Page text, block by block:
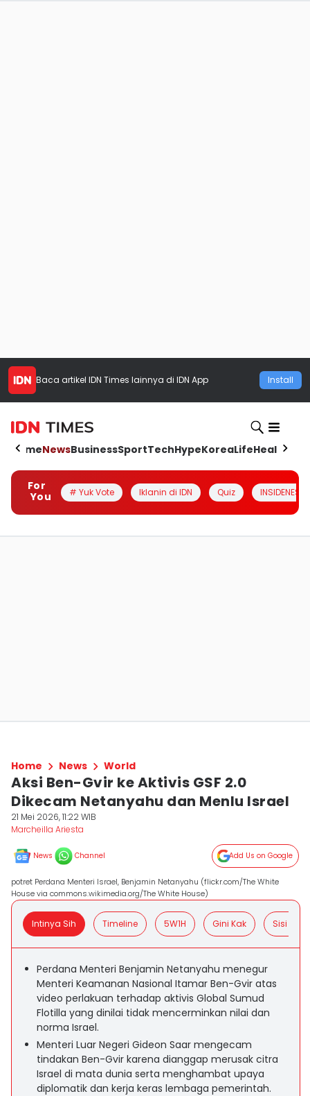
Baca artikel IDN Times lainnya di IDN App Install
HomeNewsBusinessSportTechHypeKoreaLifeHealth
For
You
# Yuk Vote Iklanin di IDN Quiz INSIDENESIA
Home News World
Aksi Ben-Gvir ke Aktivis GSF 2.0
Dikecam Netanyahu dan Menlu Israel
21 Mei 2026, 11:22 WIB
Marcheilla Ariesta
News Channel Add Us on Google
potret Perdana Menteri Israel, Benjamin Netanyahu (flickr.com/The White
House via commons.wikimedia.org/The White House)
Intinya Sih Timeline 5W1H Gini Kak Sisi
Perdana Menteri Benjamin Netanyahu menegur
Menteri Keamanan Nasional Itamar Ben-Gvir atas
video perlakuan terhadap aktivis Global Sumud
Flotilla yang dinilai tidak mencerminkan nilai dan
norma Israel.
Menteri Luar Negeri Gideon Saar mengecam
tindakan Ben-Gvir karena dianggap merusak citra
Israel di mata dunia serta menghambat upaya
diplomatik dan kerja keras lembaga pemerintah.